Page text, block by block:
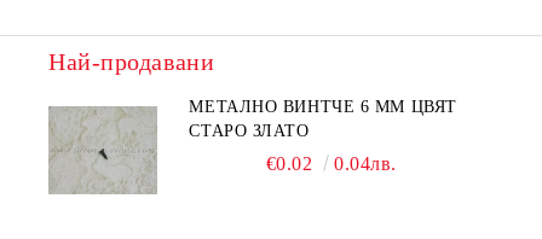
Най-продавани
МЕТАЛНО ВИНТЧЕ 6 ММ ЦВЯТ
СТАРО ЗЛАТО
€0.02 0.04лв.